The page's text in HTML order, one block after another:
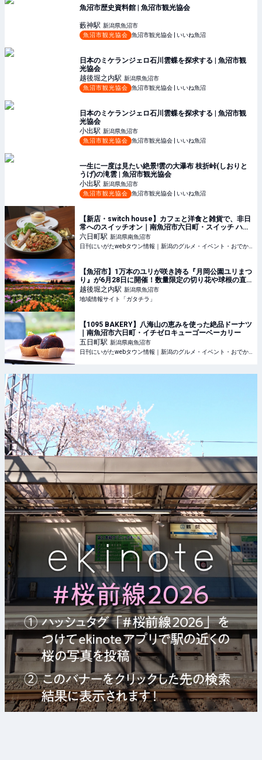
魚沼市歴史資料館 | 魚沼市観光協会
藪神駅 新潟県魚沼市
魚沼市観光協会
魚沼市観光協会 | いいね魚沼
日本のミケランジェロ石川雲蝶を探求する | 魚沼市観
光協会
越後堀之内駅 新潟県魚沼市
魚沼市観光協会
魚沼市観光協会 | いいね魚沼
日本のミケランジェロ石川雲蝶を探求する | 魚沼市観
光協会
小出駅 新潟県魚沼市
魚沼市観光協会
魚沼市観光協会 | いいね魚沼
一生に一度は見たい絶景!雲の大瀑布 枝折峠(しおりと
うげ)の滝雲 | 魚沼市観光協会
小出駅 新潟県魚沼市
魚沼市観光協会
魚沼市観光協会 | いいね魚沼
【新店・switch house】カフェと洋食と雑貨で、非日
常へのスイッチオン｜南魚沼市六日町・スイッチ ハウ
ス
六日町駅 新潟県南魚沼市
【魚沼市】1万本のユリが咲き誇る『月岡公園ユリまつ
り』が6月28日に開催！数量限定の切り花や球根の直
売も見逃せない♪ - 地域情報サイト「ガタチラ」
越後堀之内駅 新潟県魚沼市
地域情報サイト「ガタチラ」
【1095 BAKERY】八海山の恵みを使った絶品ドーナツ
｜南魚沼市六日町・イチゼロキューゴーベーカリー
五日町駅 新潟県南魚沼市